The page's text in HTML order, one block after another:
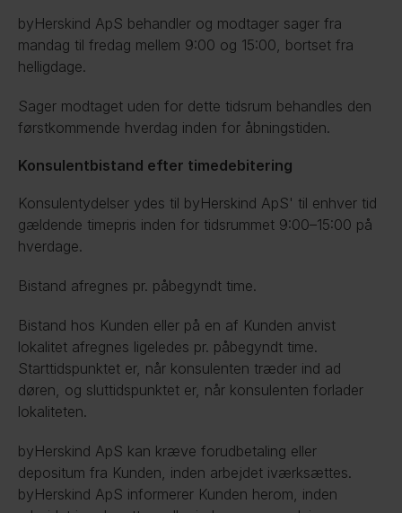
byHerskind ApS behandler og modtager sager fra
mandag til fredag mellem 9:00 og 15:00, bortset fra
helligdage.
Sager modtaget uden for dette tidsrum behandles den
førstkommende hverdag inden for åbningstiden.
Konsulentbistand efter timedebitering
Konsulentydelser ydes til byHerskind ApS' til enhver tid
gældende timepris inden for tidsrummet 9:00–15:00 på
hverdage.
Bistand afregnes pr. påbegyndt time.
Bistand hos Kunden eller på en af Kunden anvist
lokalitet afregnes ligeledes pr. påbegyndt time.
Starttidspunktet er, når konsulenten træder ind ad
døren, og sluttidspunktet er, når konsulenten forlader
lokaliteten.
byHerskind ApS kan kræve forudbetaling eller
depositum fra Kunden, inden arbejdet iværksættes.
byHerskind ApS informerer Kunden herom, inden